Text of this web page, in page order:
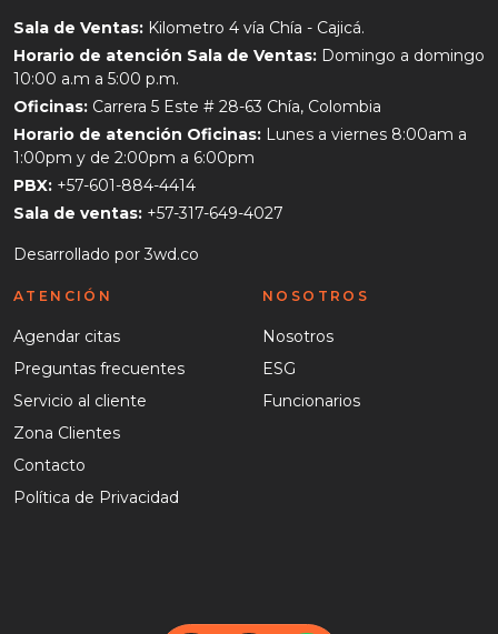
Sala de Ventas: Kilometro 4 vía Chía - Cajicá.
Horario de atención Sala de Ventas: Domingo a domingo
10:00 a.m a 5:00 p.m.
Oficinas: Carrera 5 Este # 28-63 Chía, Colombia
Horario de atención Oficinas: Lunes a viernes 8:00am a
1:00pm y de 2:00pm a 6:00pm
PBX: +57-601-884-4414
Sala de ventas: +57-317-649-4027
Desarrollado por 3wd.co
ATENCIÓN
Agendar citas
Preguntas frecuentes
Servicio al cliente
Zona Clientes
Contacto
Política de Privacidad
NOSOTROS
Nosotros
ESG
Funcionarios